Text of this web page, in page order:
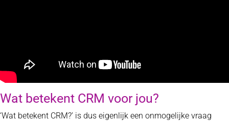
Wat betekent CRM voor jou?
‘Wat betekent CRM?’ is dus eigenlijk een onmogelijke vraag